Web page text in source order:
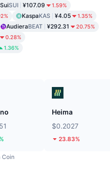
SuiSUI ¥107.09 1.59%
KaspaKAS ¥4.05 1.35%
AudieraBEAT ¥292.31 20.75%
0.28%
1.36%
Heima
$0.2027
23.83%
Coin